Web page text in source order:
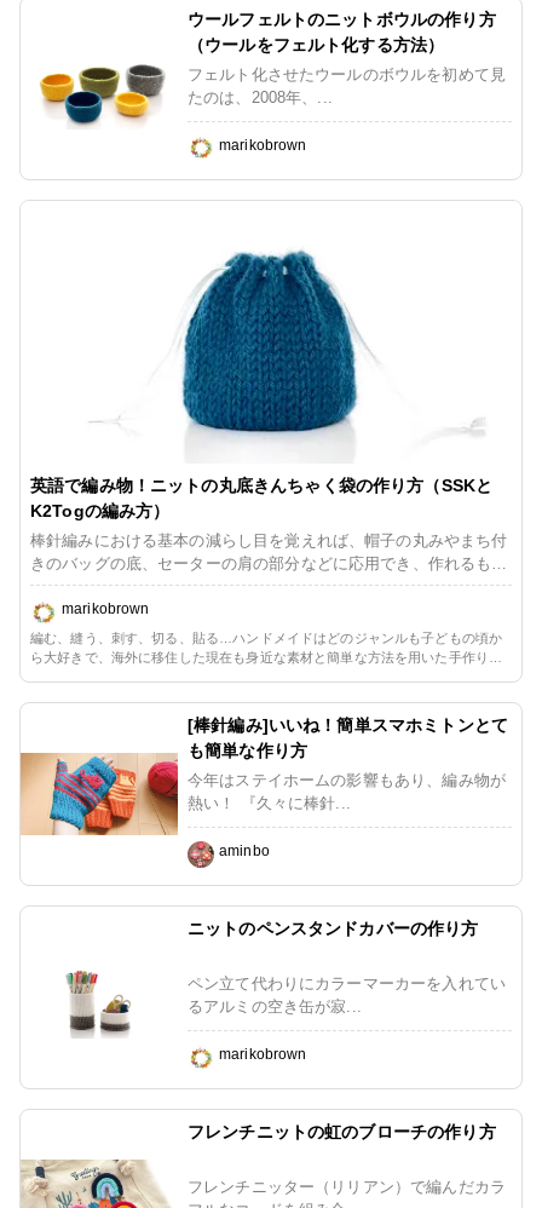
ウールフェルトのニットボウルの作り方
（ウールをフェルト化する方法）
フェルト化させたウールのボウルを初めて見
たのは、2008年、...
marikobrown
英語で編み物！ニットの丸底きんちゃく袋の作り方（SSKと
K2Togの編み方）
棒針編みにおける基本の減らし目を覚えれば、帽子の丸みやまち付
きのバッグの底、セーターの肩の部分などに応用でき、作れるもの
の幅がぐんと広がります。ボウル状に編んでサテンリボンを通した
だけの、簡単きんちゃく袋作りで練習します。英語の編み物用語も
ちょっぴり覚えちゃいましょう。
marikobrown
編む、縫う、刺す、切る、貼る…ハンドメイドはどのジャンルも子どもの頃か
ら大好きで、海外に移住した現在も身近な素材と簡単な方法を用いた手作りの
[棒針編み]いいね！簡単スマホミトンとて
も簡単な作り方
今年はステイホームの影響もあり、編み物が
熱い！ 『久々に棒針...
aminbo
ニットのペンスタンドカバーの作り方
ペン立て代わりにカラーマーカーを入れてい
るアルミの空き缶が寂...
marikobrown
フレンチニットの虹のブローチの作り方
フレンチニッター（リリアン）で編んだカラ